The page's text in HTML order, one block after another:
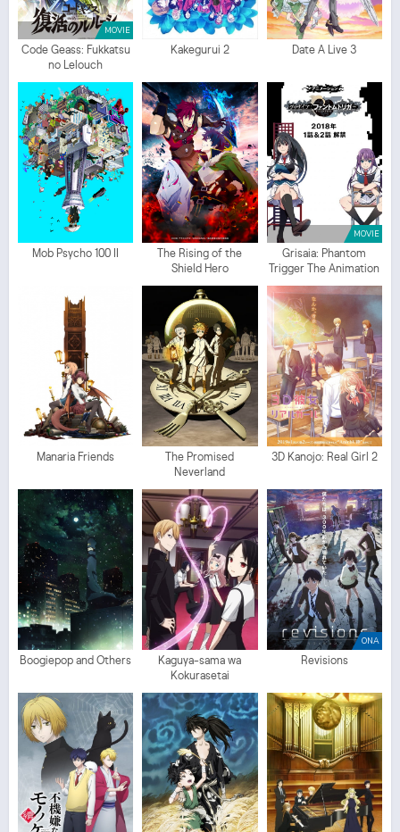
MOVIE
Code Geass: Fukkatsu
no Lelouch
Kakegurui 2 Date A Live 3
Mob Psycho 100 II
The Rising of the
Shield Hero
MOVIE
Grisaia: Phantom
Trigger The Animation
Manaria Friends
The Promised
Neverland
3D Kanojo: Real Girl 2
Boogiepop and Others
Kaguya-sama wa
Kokurasetai
ONA
Revisions